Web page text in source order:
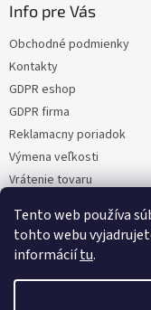
Tento web používa
tohto webu
informáciítu.
Info pre Vás
Obchodné podmienky
Kontakty
GDPR eshop
GDPR firma
Reklamacny poriadok
Výmena veľkosti
Vrátenie tovaru
Moja objednávka